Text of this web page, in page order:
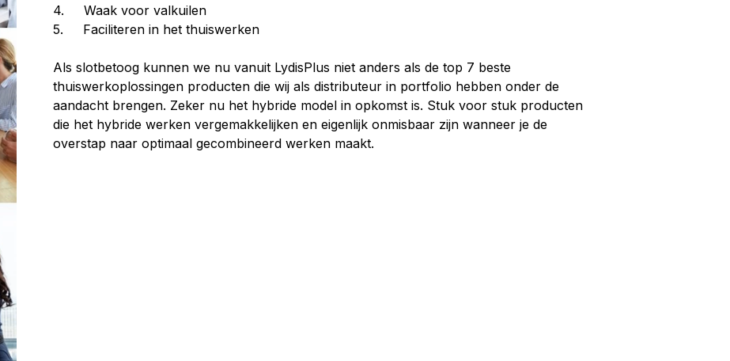
4. Waak voor valkuilen
5. Faciliteren in het thuiswerken
Als slotbetoog kunnen we nu vanuit LydisPlus niet anders als de top 7 beste
thuiswerkoplossingen producten die wij als distributeur in portfolio hebben onder de
aandacht brengen. Zeker nu het hybride model in opkomst is. Stuk voor stuk producten
die het hybride werken vergemakkelijken en eigenlijk onmisbaar zijn wanneer je de
overstap naar optimaal gecombineerd werken maakt.